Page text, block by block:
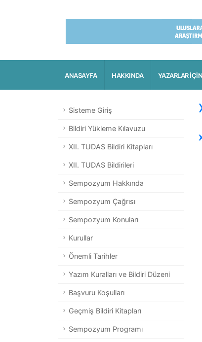
ANASAYFA HAKKINDA YAZARLAR İÇİN
Sisteme Giriş
Bildiri Yükleme Kılavuzu
XII. TUDAS Bildiri Kitapları
XII. TUDAS Bildirileri
Sempozyum Hakkında
Sempozyum Çağrısı
Sempozyum Konuları
Kurullar
Önemli Tarihler
Yazım Kuralları ve Bildiri Düzeni
Başvuru Koşulları
Geçmiş Bildiri Kitapları
Sempozyum Programı